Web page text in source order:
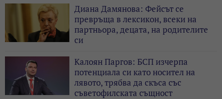
Диана Дамянова: Фейсът се
превръща в лексикон, всеки на
партньора, децата, на родителите
си
Калоян Паргов: БСП изчерпа
потенциала си като носител на
лявото, трябва да скъса със
съветофилската същност